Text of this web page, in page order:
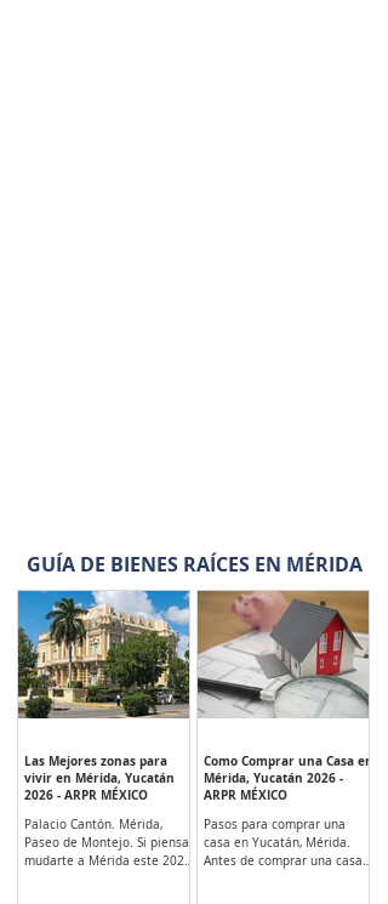
GUÍA DE BIENES RAÍCES EN MÉRIDA
Las Mejores zonas para
vivir en Mérida, Yucatán
2026 - ARPR MÉXICO
Palacio Cantón. Mérida,
Paseo de Montejo. Si piensas
mudarte a Mérida este 2026
Como Comprar una Casa en
Mérida, Yucatán 2026 -
ARPR MÉXICO
Pasos para comprar una
casa en Yucatán, Mérida.
Antes de comprar una casa